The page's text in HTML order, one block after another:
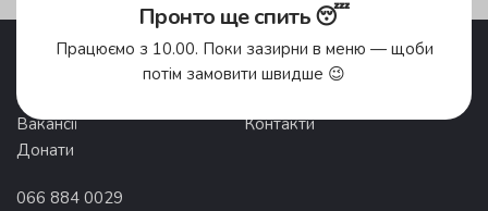
Pronto Club
Відгуки
Про компанію
Вакансії
Контакти
Донати
066 884 0029
Пронто ще спить 😴
Працюємо з 10.00. Поки зазирни в меню — щоби
потім замовити швидше 😉